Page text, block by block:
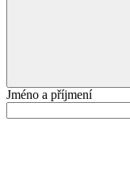
Jméno a příjmení